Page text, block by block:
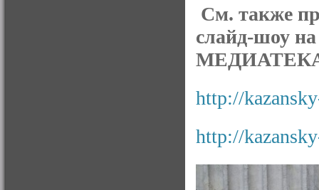
См. также
слайд-шоу
http://
http://